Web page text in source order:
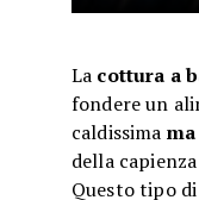
La cottura a
fondere un
caldissima
della
Questo tipo